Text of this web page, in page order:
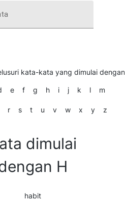
kata-kata yang dimulai
e f g h i j k l m
r s t u v w x y z
dimulai
H
habit